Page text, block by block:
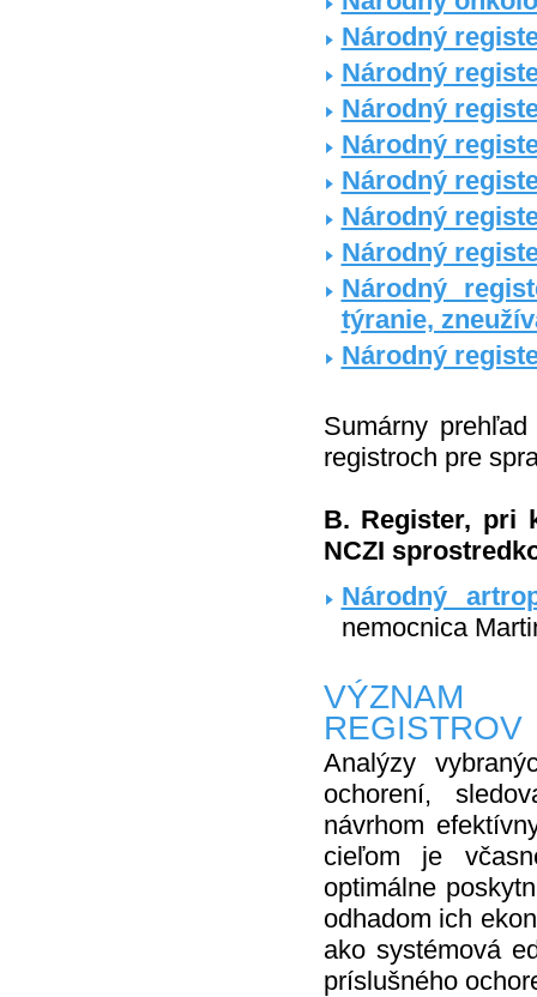
Národný
Národný
Národný
Národný
Národný
Národný
Národný
Národný
týranie,
Národný
Sumárny
registroch pre
B. Register, pri
NCZI
Národný
nemocnica
VÝZNAM
REGISTROV
Analýzy
ochorení,
návrhom
cieľom je
optimálne
odhadom ich
ako systémová
príslušného